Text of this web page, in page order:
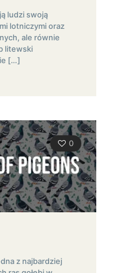
ludzi swoją
lotniczymi oraz
ale równie
litewski
[…]
0
z najbardziej